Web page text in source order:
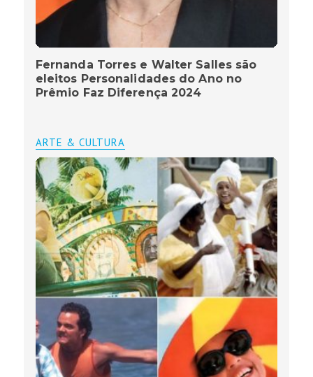
Fernanda Torres e Walter Salles são
eleitos Personalidades do Ano no
Prêmio Faz Diferença 2024
ARTE & CULTURA